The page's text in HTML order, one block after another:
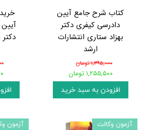
کتاب شرح جامع آیین
دادرسی کیفری دکتر
بهزاد ستاری انتشارات
ارشد
۱,۳۹۵,۰۰۰ تومان
۱,۲۵۵,۵۰۰ تومان
افزودن به سبد خرید
آزمون وکالت
آزمون